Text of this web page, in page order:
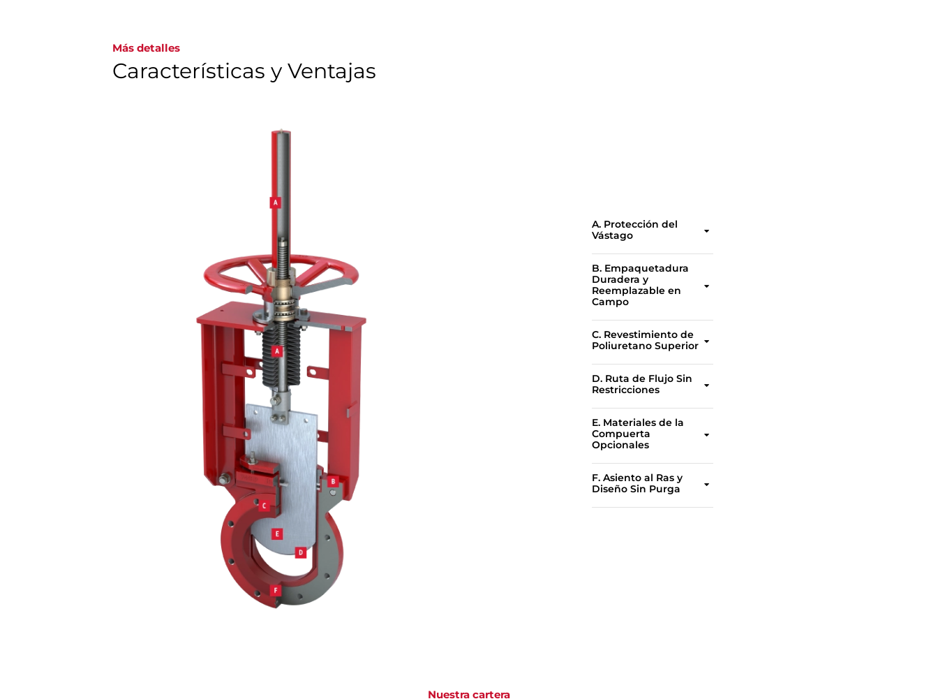
Más detalles
Características y Ventajas
A. Protección del
Vástago
Las cubierta protectoras superior e inferior del vástago son estándar, lo que prolonga el ciclo de duración en entornos peligrosos.
B. Empaquetadura
Duradera y
Reemplazable en
Campo
La empaquetadura cuadrada de múltiples capas con sello cuádruple energizado proporciona un sellado excepcional del presaestopas.
C. Revestimiento de
Poliuretano Superior
Cuerpo de una pieza en hierro dúctil como característica estándar, totalmente moldeado en poliuretano. El revestimiento de poliuretano del cuerpo soporta hasta 194 °F/90 °C y protege por completo el cuerpo de la válvula contra los fluidos abrasivos de la línea.
D. Ruta de Flujo Sin
Restricciones
Ruta de flujo sin restricciones con mínima caída de presión que se logra a través del diseño de la válvula de puerto completo para una larga vida útil de la válvula.
E. Materiales de la
Compuerta
Opcionales
Disponible en una amplia variedad de aleaciones resistentes a la corrosión, la robusta cuchilla con borde cónico corta a través de slurry grueso o sólidos en el flujo.
F. Asiento al Ras y
Diseño Sin Purga
El asiento y el puerto están diseñados para quedar al ras, lo que elimina las cavidades donde los medios pueden acumularse y evitar así el cierre completo de la compuerta.
Nuestra cartera